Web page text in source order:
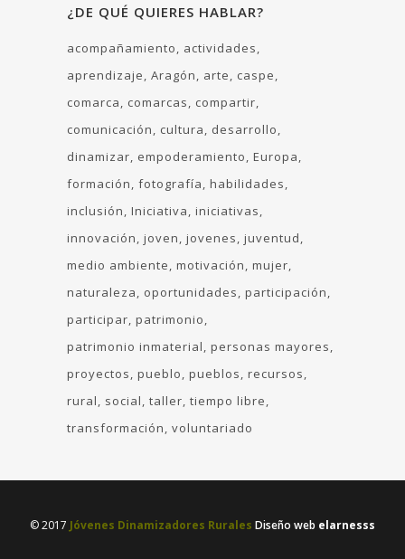
¿DE QUÉ QUIERES HABLAR?
acompañamiento
actividades
aprendizaje Aragón arte
caspe
comarca
comarcas
compartir
comunicación
cultura
desarrollo
dinamizar empoderamiento Europa
formación fotografía habilidades
inclusión Iniciativa iniciativas
innovación joven jovenes juventud
medio ambiente motivación mujer
naturaleza
oportunidades participación
participar patrimonio
patrimonio inmaterial personas mayores
proyectos pueblo pueblos recursos
rural
social taller tiempo libre
transformación voluntariado
© 2017 Jóvenes Dinamizadores Rurales Diseño web elarnesss